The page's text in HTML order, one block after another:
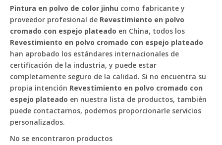
Pintura en polvo de color jinhu como fabricante y
proveedor profesional de Revestimiento en polvo
cromado con espejo plateado en China, todos los
Revestimiento en polvo cromado con espejo plateado
han aprobado los estándares internacionales de
certificación de la industria, y puede estar
completamente seguro de la calidad. Si no encuentra su
propia intención Revestimiento en polvo cromado con
espejo plateado en nuestra lista de productos, también
puede contactarnos, podemos proporcionarle servicios
personalizados.
No se encontraron productos